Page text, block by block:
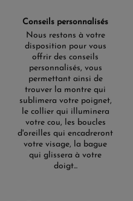
Conseils personnalisés
Nous restons à votre
disposition pour vous
offrir des conseils
personnalisés, vous
permettant ainsi de
trouver la montre qui
sublimera votre poignet,
le collier qui illuminera
votre cou, les boucles
d'oreilles qui encadreront
votre visage, la bague
qui glissera à votre
doigt...